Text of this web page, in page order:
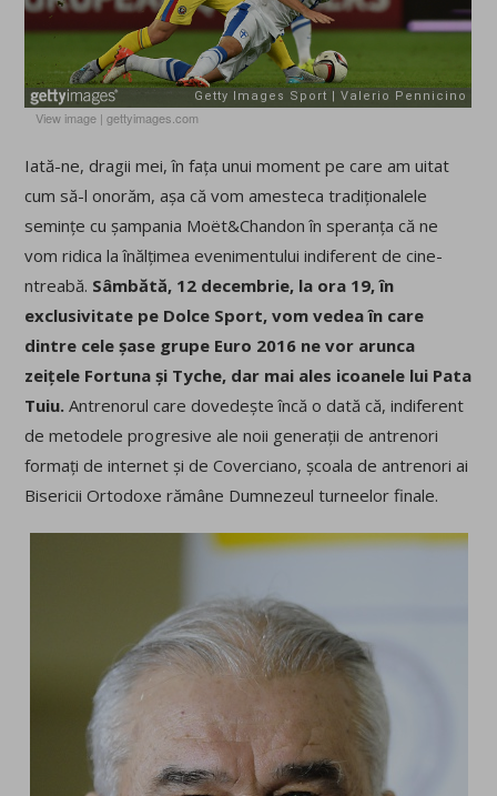
View image |gettyimages.com
Iată-ne, dragii mei, în fața unui moment pe care am uitat
cum să-l onorăm, așa că vom amesteca tradiționalele
semințe cu șampania Moët&Chandon în speranța că ne
vom ridica la înălțimea evenimentului indiferent de cine-
ntreabă. Sâmbătă, 12 decembrie, la ora 19, în
exclusivitate pe Dolce Sport, vom vedea în care
dintre cele șase grupe Euro 2016 ne vor arunca
zeițele Fortuna și Tyche, dar mai ales icoanele lui Pata
Tuiu. Antrenorul care dovedește încă o dată că, indiferent
de metodele progresive ale noii generații de antrenori
formați de internet și de Coverciano, școala de antrenori ai
Bisericii Ortodoxe rămâne Dumnezeul turneelor finale.